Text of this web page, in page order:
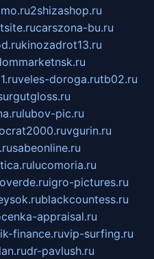
2shizashop.ru
carszona-bu.ru
kinozadrot13.ru
veles-doroga.rutb02.ru
lubov-pic.ru
vgurin.ru
sabeonline.ru
lucomoria.ru
igro-pictures.ru
blackcountess.ru
appraisal.ru
finance.ruvip-surfing.ru
dr-pavlush.ru